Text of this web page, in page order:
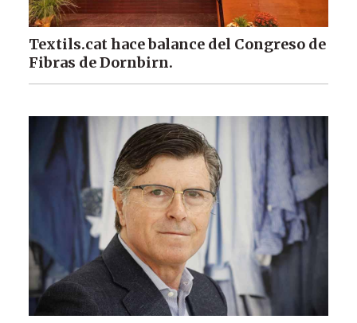
Textils.cat hace balance del Congreso de
Fibras de Dornbirn.